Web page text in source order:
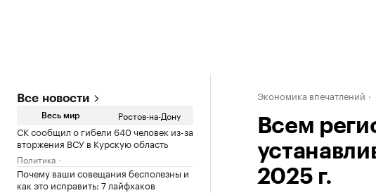
Все новости
Весь мир Ростов-на-Дону
СК сообщил о гибели 640 человек из-за
вторжения ВСУ в Курскую область
Политика
Почему ваши совещания бесполезны и
как это исправить: 7 лайфхаков
Экономика впечатлений
Всем
2025 г.